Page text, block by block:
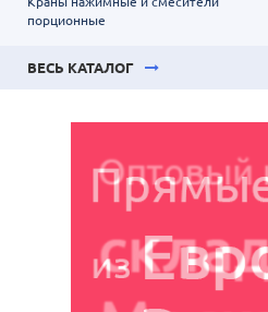
порционные
ВЕСЬ КАТАЛОГ